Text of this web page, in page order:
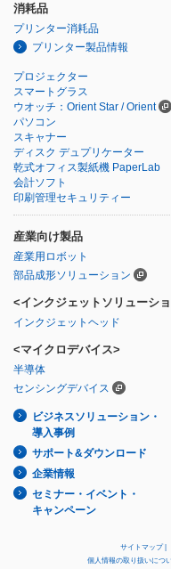
消耗品
プリンター消耗品
プリンター製品情報
プロジェクター
スマートグラス
ウオッチ：Orient Star / Orient
パソコン
スキャナー
ディスク デュプリケーター
乾式オフィス製紙機 PaperLab
会計ソフト
印刷管理セキュリティー
産業向け製品
産業用ロボット
部品成形ソリューション
<インクジェットソリューシ
インクジェットヘッド
<マイクロデバイス>
半導体
センシングデバイス
ビジネスソリューション・
導入事例
サポート&ダウンロード
企業情報
セミナー・イベント・
キャンペーン
サイトマップ
個人情報の取り扱いにつ